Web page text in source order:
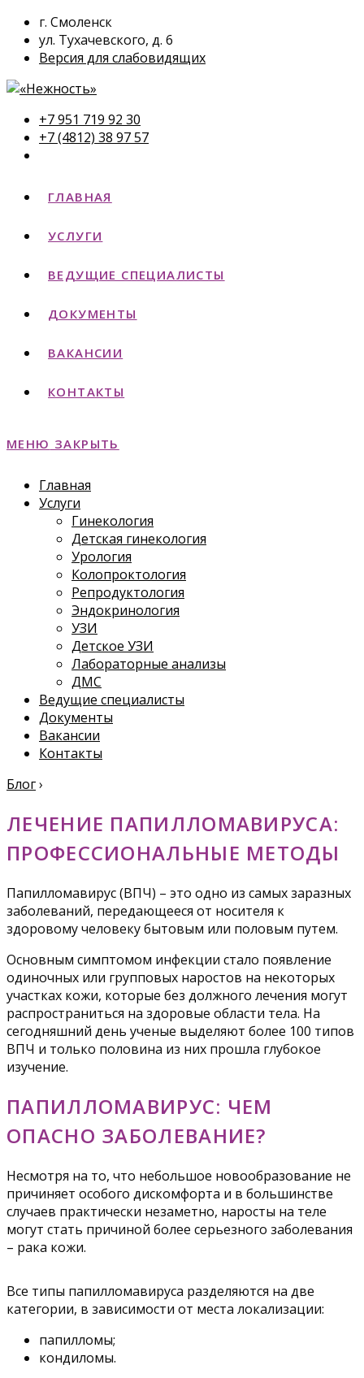
г. Смоленск
ул. Тухачевского, д. 6
Версия для слабовидящих
+7 951 719 92 30
+7 (4812) 38 97 57
ГЛАВНАЯ
УСЛУГИ
ВЕДУЩИЕ СПЕЦИАЛИСТЫ
ДОКУМЕНТЫ
ВАКАНСИИ
КОНТАКТЫ
МЕНЮ ЗАКРЫТЬ
Главная
Услуги
Гинекология
Детская гинекология
Урология
Колопроктология
Репродуктология
Эндокринология
УЗИ
Детское УЗИ
Лабораторные анализы
ДМС
Ведущие специалисты
Документы
Вакансии
Контакты
Блог›
ЛЕЧЕНИЕ ПАПИЛЛОМАВИРУСА:
ПРОФЕССИОНАЛЬНЫЕ МЕТОДЫ
Папилломавирус (ВПЧ) – это одно из самых заразных
заболеваний, передающееся от носителя к
здоровому человеку бытовым или половым путем.
Основным симптомом инфекции стало появление
одиночных или групповых наростов на некоторых
участках кожи, которые без должного лечения могут
распространиться на здоровые области тела. На
сегодняшний день ученые выделяют более 100 типов
ВПЧ и только половина из них прошла глубокое
изучение.
ПАПИЛЛОМАВИРУС: ЧЕМ
ОПАСНО ЗАБОЛЕВАНИЕ?
Несмотря на то, что небольшое новообразование не
причиняет особого дискомфорта и в большинстве
случаев практически незаметно, наросты на теле
могут стать причиной более серьезного заболевания
– рака кожи.
Все типы папилломавируса разделяются на две
категории, в зависимости от места локализации:
папилломы;
кондиломы.